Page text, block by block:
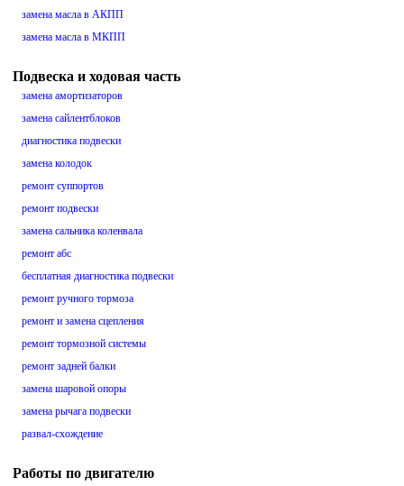
замена масла в АКПП
замена масла в МКПП
Подвеска и ходовая часть
замена амортизаторов
замена сайлентблоков
диагностика подвески
замена колодок
ремонт суппортов
ремонт подвески
замена сальника коленвала
ремонт абс
бесплатная диагностика подвески
ремонт ручного тормоза
ремонт и замена сцепления
ремонт тормозной системы
ремонт задней балки
замена шаровой опоры
замена рычага подвески
развал-схождение
Работы по двигателю